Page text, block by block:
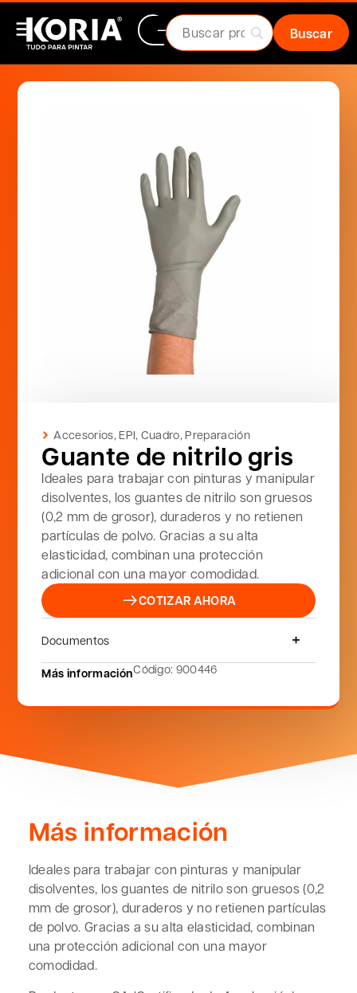
Accesorios,EPI, Cuadro,Preparación
Guante de nitrilo gris
Ideales para trabajar con pinturas y manipular
disolventes, los guantes de nitrilo son gruesos
(0,2 mm de grosor), duraderos y no retienen
partículas de polvo. Gracias a su alta
elasticidad, combinan una protección
adicional con una mayor comodidad.
COTIZAR AHORA
Documentos
Más informaciónCódigo: 900446
Más información
Ideales para trabajar con pinturas y manipular
disolventes, los guantes de nitrilo son gruesos (0,2
mm de grosor), duraderos y no retienen partículas
de polvo. Gracias a su alta elasticidad, combinan
una protección adicional con una mayor
comodidad.